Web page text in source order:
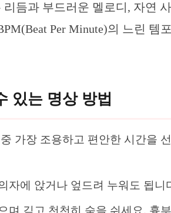
듬과 부드러운 멜로디, 자연
Per Minute)의 느린 템
있는 명상 방법
가장 조용하고 편안한 시간을
자에 앉거나 엎드려 누워도 됩